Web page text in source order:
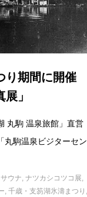
り期間に開催
」
丸駒 温泉旅館」直営
丸駒温泉ビジターセン
サウナ ナツカシコツコ展
千歳・支笏湖氷濤まつり